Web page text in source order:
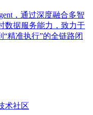
，通过深度融合多智
数据服务能力，致力于
“精准执行”的全链路闭
术社区